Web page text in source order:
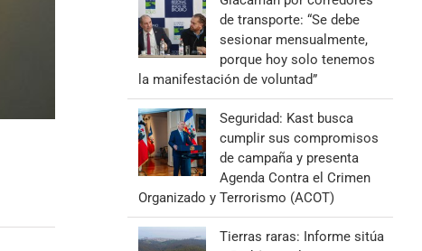
de transporte: “Se debe
sesionar mensualmente,
porque hoy solo tenemos
la manifestación de voluntad”
Seguridad: Kast busca
cumplir sus compromisos
de campaña y presenta
Agenda Contra el Crimen
Organizado y Terrorismo (ACOT)
Tierras raras: Informe sitúa